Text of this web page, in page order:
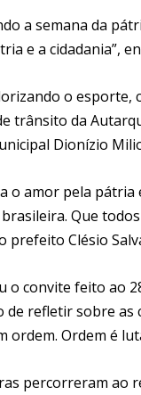
a semana da
e a cidadania”,
o
trânsito da
Dionízio
o amor pela
Que
prefeito Clésio
o convite feito ao
de refletir sobre
Ordem é
percorreram ao